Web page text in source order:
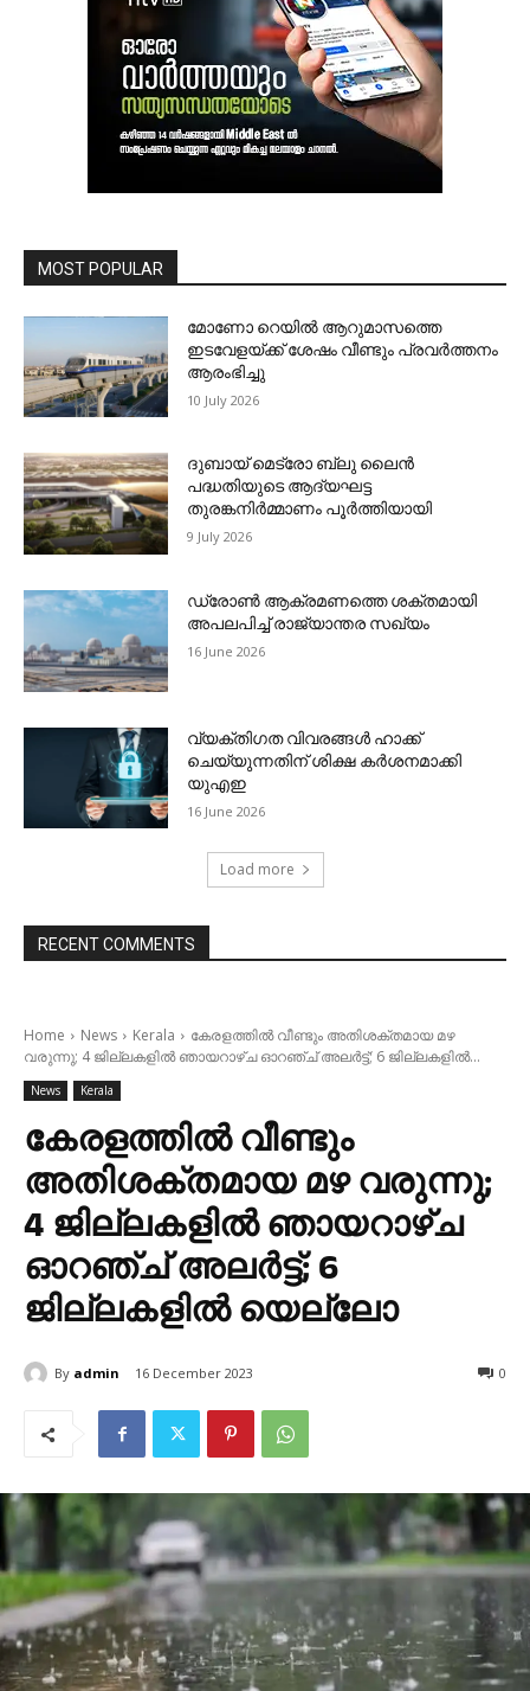
MOST POPULAR
മോണോ റെയില്‍ ആറുമാസത്തെ
ഇടവേളയ്ക്ക് ശേഷം വീണ്ടും പ്രവര്‍ത്തനം
ആരംഭിച്ചു
10 July 2026
ദുബായ് മെട്രോ ബ്ലു ലൈന്‍
പദ്ധതിയുടെ ആദ്യഘട്ട
തുരങ്കനിര്‍മ്മാണം പൂര്‍ത്തിയായി
9 July 2026
ഡ്രോണ്‍ ആക്രമണത്തെ ശക്തമായി
അപലപിച്ച് രാജ്യാന്തര സഖ്യം
16 June 2026
വ്യക്തിഗത വിവരങ്ങള്‍ ഹാക്ക്
ചെയ്യുന്നതിന് ശിക്ഷ കര്‍ശനമാക്കി
യുഎഇ
16 June 2026
Load more
RECENT COMMENTS